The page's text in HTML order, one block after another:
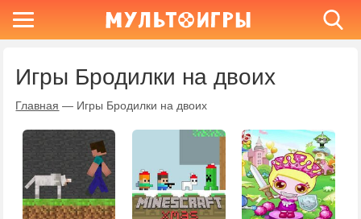
Игры Бродилки на двоих
Главная — Игры Бродилки на двоих